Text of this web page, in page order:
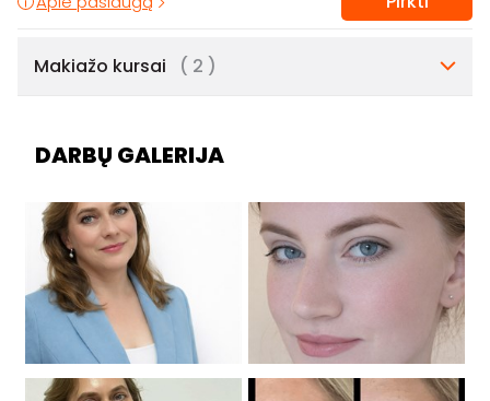
Makiažo kursai ( 2 )
DARBŲ GALERIJA